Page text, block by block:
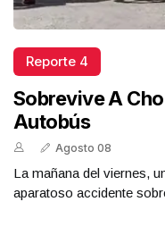
Reporte 4
Sobrevive A
Autobús
Agosto 08
La mañana del viernes,
aparatoso accidente